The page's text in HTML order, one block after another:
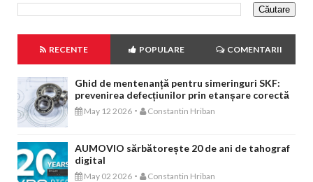
RECENTE POPULARE COMENTARII
Ghid de mentenanță pentru simeringuri SKF:
prevenirea defecțiunilor prin etanșare corectă
May 12 2026 - Constantin Hriban
AUMOVIO sărbătorește 20 de ani de tahograf
digital
May 02 2026 - Constantin Hriban